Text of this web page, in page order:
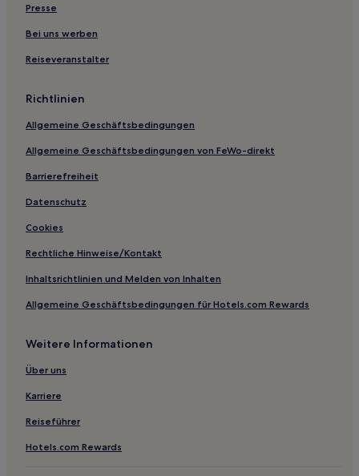
Braderup Hotels
Husum West Hotels
Hockensbüll Hotels
Dagebüll Hotels
Hotels nahe Oststrand von Hörnum
Neudorf Hotels
Hotels nahe Golfclub Budersand Sylt
Kampen Hotels
Hotels nahe Halbinsel Ellenbogen
Langeneß Hotels
Osterende Hotels
Tating Hotels
Stadum Hotels
Hotels nahe Hörnum Hafen
Fedderswarf Hotels
Mönkebüll Hotels
Uelvesbüll Hotels
Rodenäs Hotels
Presse
Bei uns werben
Reiseveranstalter
Richtlinien
Allgemeine Geschäftsbedingungen
Allgemeine Geschäftsbedingungen von FeWo-direkt
Barrierefreiheit
Datenschutz
Cookies
Rechtliche Hinweise/Kontakt
Inhaltsrichtlinien und Melden von Inhalten
Allgemeine Geschäftsbedingungen für Hotels.com Rewards
Weitere Informationen
Über uns
Karriere
Reiseführer
Hotels.com Rewards